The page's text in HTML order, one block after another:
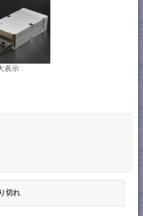
表示
切れ